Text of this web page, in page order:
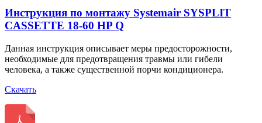
Инструкция по монтажу Systemair SYSPLIT
CASSETTE 18-60 HP Q
Данная инструкция описывает меры предосторожности,
необходимые для предотвращения травмы или гибели
человека, а также существенной порчи кондиционера.
Скачать